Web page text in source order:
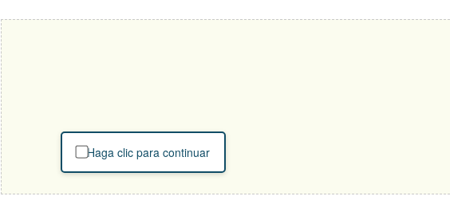
Haga clic para continuar